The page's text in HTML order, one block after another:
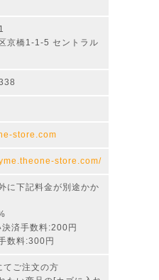
京橋1-1-5 セントラル
store.com
store.com/
に下記料金が別途かか
済手数料:200円
数料:300円
てご注文の方